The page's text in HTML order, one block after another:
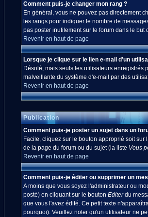
Comment puis-je changer mon rang ?
En général, vous ne pouvez pas directement
les rangs pour indiquer le nombre de
pas poster inutilement sur le forum dans le
Revenir en haut de page
Lorsque je clique sur le lien e-mail d'un
Désolé, mais seuls les utilisateurs enregistrés
malveillante du système d'e-mail par des
Revenir en haut de page
Publication
Comment puis-je poster un sujet dans un
Facile, cliquez sur le bouton approprié soit
de la page du forum ou du sujet (la liste Vous
Revenir en haut de page
Comment puis-je éditer ou supprimer un
A moins que vous soyez l'administrateur ou
posté) en cliquant sur le bouton Editerdu
que vous l'avez édité. Ce petit texte
pourquoi). Veuillez noter qu'un utilisateur ne